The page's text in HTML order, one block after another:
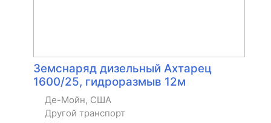
Земснаряд дизельный Ахтарец
1600/25, гидроразмыв 12м
Де-Мойн, США
Другой транспорт